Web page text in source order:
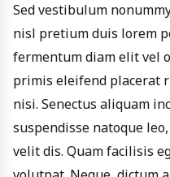
Sed vestibulum
nisl pretium duis lorem
fermentum diam elit vel
primis eleifend placerat
nisi. Senectus aliquam
suspendisse natoque
velit dis. Quam facilisis